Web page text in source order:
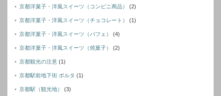
京都洋菓子・洋風スイーツ（コンビニ商品） (2)
京都洋菓子・洋風スイーツ（チョコレート） (1)
京都洋菓子・洋風スイーツ（パフェ） (4)
京都洋菓子・洋風スイーツ（焼菓子） (2)
京都観光の注意 (1)
京都駅前地下街 ポルタ (1)
京都駅（観光地） (3)